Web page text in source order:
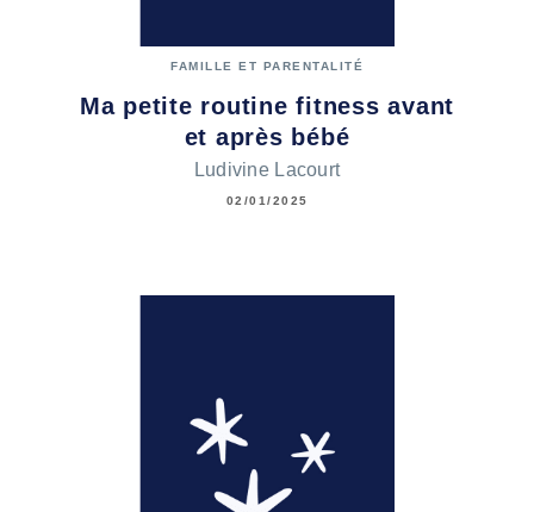
FAMILLE ET PARENTALITÉ
Ma petite routine fitness avant
et après bébé
Ludivine Lacourt
02/01/2025